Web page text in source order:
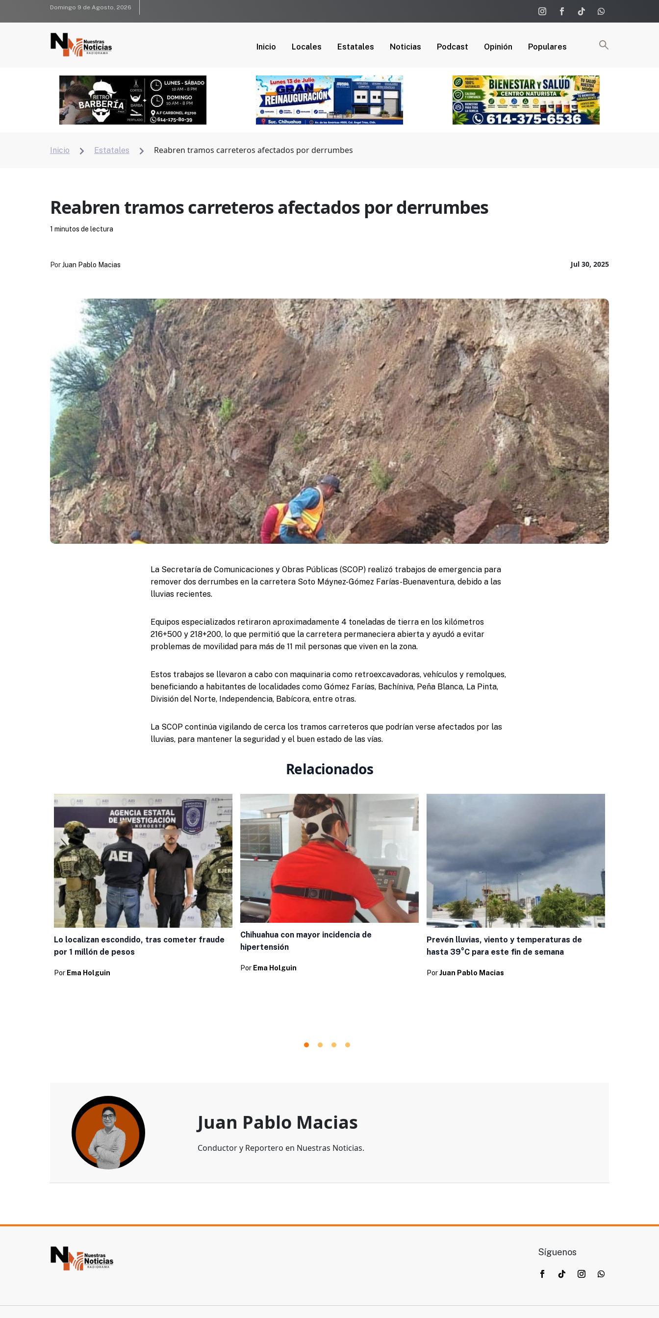
Domingo 9 de Agosto, 2026
Inicio Locales Estatales Noticias Podcast Opinión Populares
Inicio  Estatales  Reabren tramos carreteros afectados por derrumbes
Reabren tramos carreteros afectados por derrumbes
Jul 30, 2025
PorJuan Pablo Macias
1 minutos de lectura
La Secretaría de Comunicaciones y Obras Públicas (SCOP) realizó trabajos de emergencia para
remover dos derrumbes en la carretera Soto Máynez-Gómez Farías-Buenaventura, debido a las
lluvias recientes.
Equipos especializados retiraron aproximadamente 4 toneladas de tierra en los kilómetros
216+500 y 218+200, lo que permitió que la carretera permaneciera abierta y ayudó a evitar
problemas de movilidad para más de 11 mil personas que viven en la zona.
Estos trabajos se llevaron a cabo con maquinaria como retroexcavadoras, vehículos y remolques,
beneficiando a habitantes de localidades como Gómez Farías, Bachíniva, Peña Blanca, La Pinta,
División del Norte, Independencia, Babícora, entre otras.
La SCOP continúa vigilando de cerca los tramos carreteros que podrían verse afectados por las
lluvias, para mantener la seguridad y el buen estado de las vías.
Relacionados
Lo localizan escondido, tras cometer fraude
por 1 millón de pesos
Por Ema Holguin
Chihuahua con mayor incidencia de
hipertensión
Por Ema Holguin
Prevén lluvias, viento y temperaturas de
hasta 39°C para este fin de semana
PorJuan Pablo Macias
Juan Pablo Macias
Conductor y Reportero en Nuestras Noticias.
Síguenos